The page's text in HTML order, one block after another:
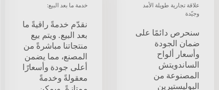
علاقة تجارية طويلة الأمد
وجيّدة
سنحرص دائمًا على
ضمان الجودة
وأسعار ألواح
الساندويتش
المصنوعة من
البوليستيرين
خدمة ما بعد البيع:
نقدّم خدمةً راقيةً ما
بعد البيع. ويتم بيع
منتجاتنا مباشرةً من
المصنع، مما يضمن
أعلى جودة وأسعارًا
معقولةً وخدمةً